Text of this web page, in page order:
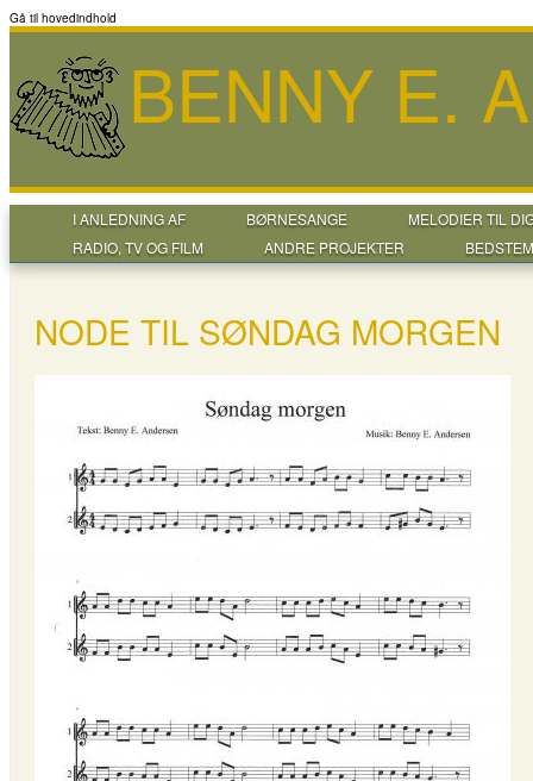
Gå til hovedindhold
BENNY E.
I ANLEDNING AF BØRNESANGE
MELODIER TIL
RADIO, TV OG FILM
ANDRE PROJEKTER
NODE TIL SØNDAG MORGEN